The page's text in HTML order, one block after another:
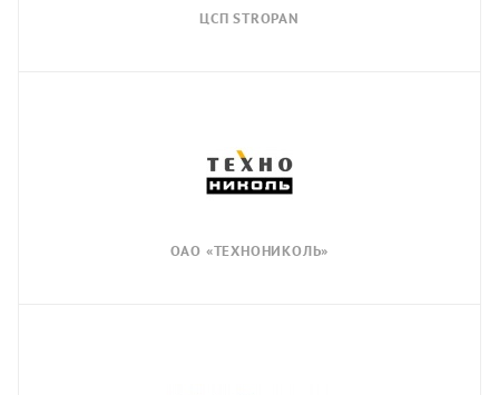
ЦСП STROPAN
ОАО «ТЕХНОНИКОЛЬ»